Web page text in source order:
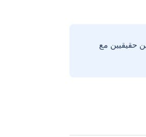
حقيقيين مع